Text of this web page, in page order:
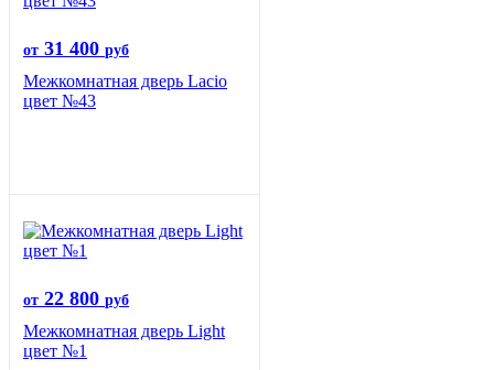
от 31 400 руб
Межкомнатная дверь Lacio
цвет №43
от 22 800 руб
Межкомнатная дверь Light
цвет №1